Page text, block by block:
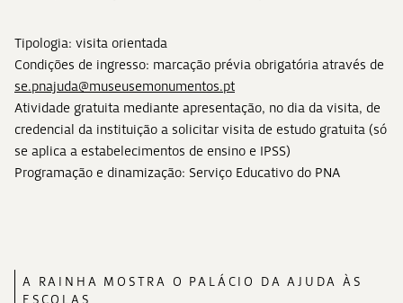
Tipologia: visita orientada
Condições de ingresso: marcação prévia obrigatória através de
se.pnajuda@museusemonumentos.pt
Atividade gratuita mediante apresentação, no dia da visita, de
credencial da instituição a solicitar visita de estudo gratuita (só
se aplica a estabelecimentos de ensino e IPSS)
Programação e dinamização: Serviço Educativo do PNA
A RAINHA MOSTRA O PALÁCIO DA AJUDA ÀS
ESCOLAS